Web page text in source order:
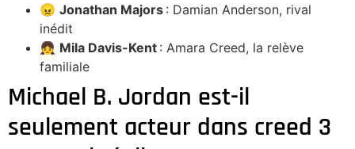
😠 Jonathan Majors : Damian Anderson, rival
inédit
👧 Mila Davis-Kent : Amara Creed, la relève
familiale
Michael B. Jordan est-il
seulement acteur dans creed 3